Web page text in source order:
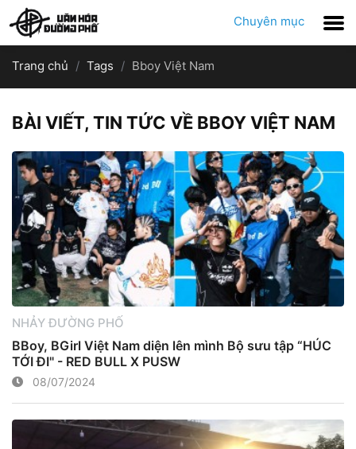
Chuyên mục
Trang chủ Tags Bboy Việt Nam
BÀI VIẾT, TIN TỨC VỀ BBOY VIỆT NAM
NHẢY ĐƯỜNG PHỐ
BBoy, BGirl Việt Nam diện lên mình Bộ sưu tập “HÚC
TỚI ĐI" - RED BULL X PUSW
08/07/2024